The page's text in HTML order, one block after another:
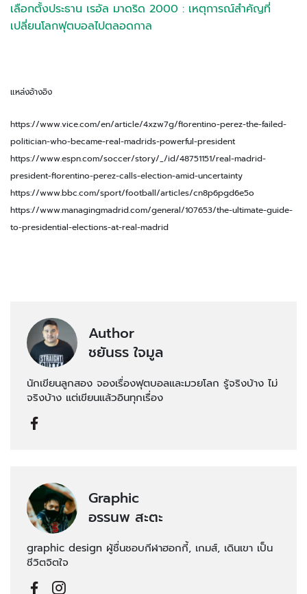
เลือกตั้งประธาน เรอัล มาดริด 2000 : เหตุการณ์สำคัญที่
เปลี่ยนโลกฟุตบอลไปตลอดกาล
แหล่งอ้างอิง
https://www.vice.com/en/article/4xzw7g/florentino-perez-the-failed-
politician-who-became-real-madrids-powerful-president
https://www.espn.com/soccer/story/_/id/48751151/real-madrid-
president-florentino-perez-calls-election-amid-uncertainty
https://www.bbc.com/sport/football/articles/cn8p6pgd6e5o
https://www.managingmadrid.com/general/107653/the-ultimate-guide-
to-presidential-elections-at-real-madrid
Author
ชยันธร ใจมูล
นักเขียนลูกสอง จองเรื่องฟุตบอลและมวยโลก รู้จริงบ้าง ไม่
จริงบ้าง แต่เขียนแล้วอินทุกเรื่อง
Graphic
อรรนพ สะตะ
graphic design ผู้ชื่นชอบกีฬาฮอกกี้, เกมส์, เดินเขา เป็น
ชีวิตจิตใจ